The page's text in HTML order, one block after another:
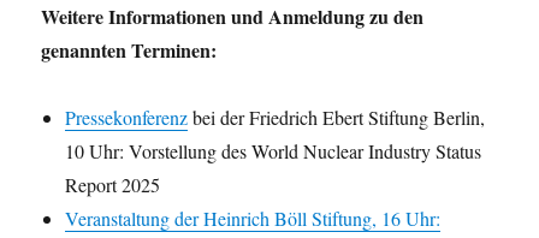
Weitere Informationen und Anmeldung zu den
genannten Terminen:
Pressekonferenzbei der Friedrich Ebert Stiftung Berlin,
10 Uhr: Vorstellung des World Nuclear Industry Status
Report 2025
Veranstaltung der Heinrich Böll Stiftung, 16 Uhr: